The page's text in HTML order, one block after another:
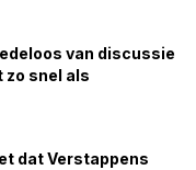
van discussie
zo snel als
dat Verstappens